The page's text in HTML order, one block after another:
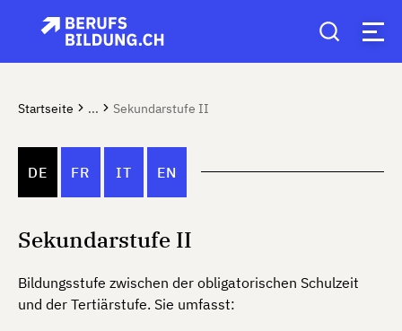
Startseite ... Sekundarstufe II
DE FR IT EN
Sekundarstufe II
Bildungsstufe zwischen der obligatorischen Schulzeit
und der Tertiärstufe. Sie umfasst: